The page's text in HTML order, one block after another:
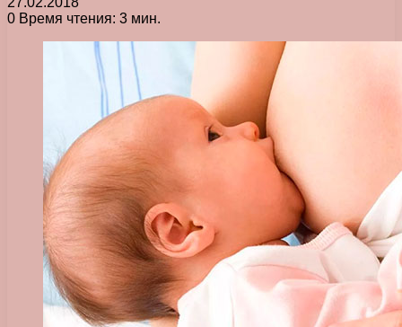
0 Время чтения: 3 мин.